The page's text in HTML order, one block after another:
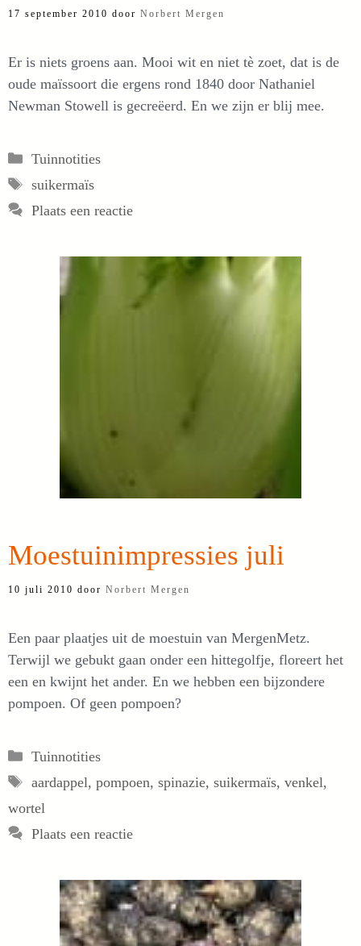
17 september 2010 door Norbert Mergen
Er is niets groens aan. Mooi wit en niet tè zoet, dat is de
oude maïssoort die ergens rond 1840 door Nathaniel
Newman Stowell is gecreëerd. En we zijn er blij mee.
Categorieën
Tuinnotities
Tags
suikermaïs
Plaats een reactie
Moestuinimpressies juli
10 juli 2010 door Norbert Mergen
Een paar plaatjes uit de moestuin van MergenMetz.
Terwijl we gebukt gaan onder een hittegolfje, floreert het
een en kwijnt het ander. En we hebben een bijzondere
pompoen. Of geen pompoen?
Categorieën
Tuinnotities
Tags
aardappel, pompoen, spinazie, suikermaïs, venkel,
wortel
Plaats een reactie